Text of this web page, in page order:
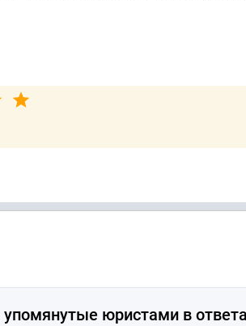
упомянутые юристами в